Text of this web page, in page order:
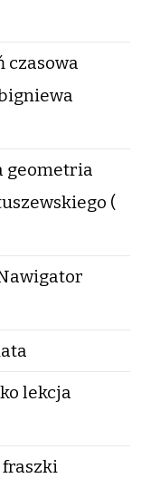
czasowa
geometria
(
lekcja